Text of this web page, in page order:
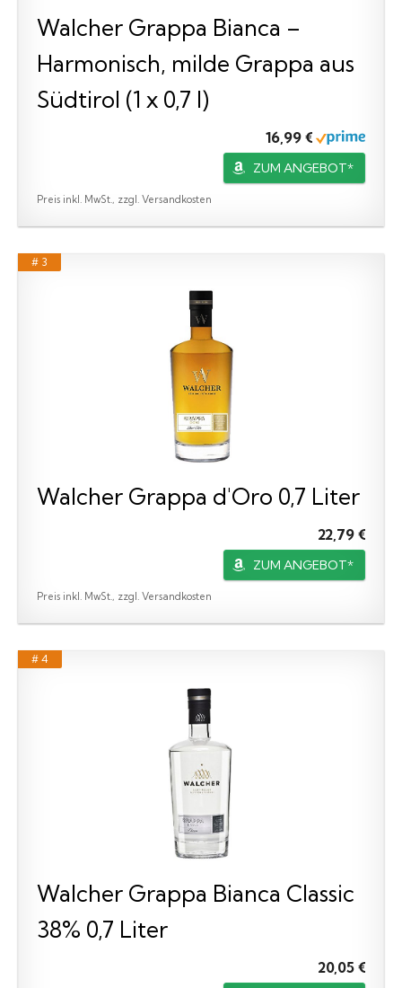
Walcher Grappa Bianca –
Harmonisch, milde Grappa aus
Südtirol (1 x 0,7 l)
16,99 €
ZUM ANGEBOT*
Preis inkl. MwSt., zzgl. Versandkosten
# 3
Walcher Grappa d'Oro 0,7 Liter
22,79 €
ZUM ANGEBOT*
Preis inkl. MwSt., zzgl. Versandkosten
# 4
Walcher Grappa Bianca Classic
38% 0,7 Liter
20,05 €